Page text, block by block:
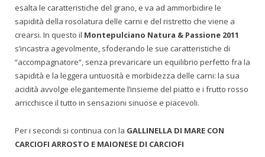
esalta le caratteristiche del grano, e va ad ammorbidire le
sapidità della rosolatura delle carni e del ristretto che viene a
crearsi. In questo il Montepulciano Natura & Passione 2011
s’incastra agevolmente, sfoderando le sue caratteristiche di
“accompagnatore“, senza prevaricare un equilibrio perfetto fra la
sapidità e la leggera untuosità e morbidezza delle carni: la sua
acidità avvolge elegantemente l’insieme del piatto e i frutto rosso
arricchisce il tutto in sensazioni sinuose e piacevoli.
Per i secondi si continua con la GALLINELLA DI MARE CON
CARCIOFI ARROSTO E MAIONESE DI CARCIOFI